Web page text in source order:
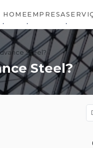
HOMEEMPRESA
Steel?
Steel?